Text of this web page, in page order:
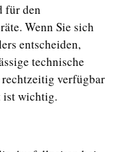
für den
Wenn Sie sich
entscheiden,
technische
verfügbar
ist wichtig.